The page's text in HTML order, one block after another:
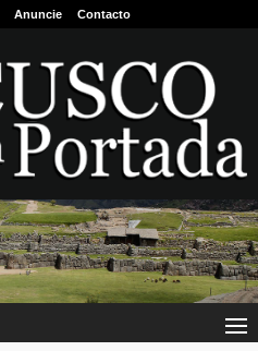
Anuncie Contacto